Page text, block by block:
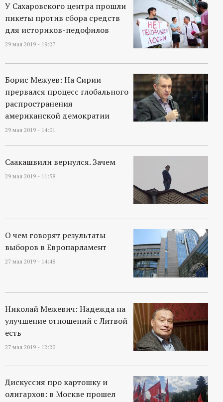
У Сахаровского центра прошли
пикеты против сбора средств
для историков-педофилов
29 мая 2019 - 19:27
Борис Межуев: На Сирии
прервался процесс глобального
распространения
американской демократии
29 мая 2019 - 14:01
Саакашвили вернулся. Зачем
29 мая 2019 - 11:58
О чем говорят результаты
выборов в Европарламент
27 мая 2019 - 14:48
Николай Межевич: Надежда на
улучшение отношений с Литвой
есть
27 мая 2019 - 12:20
Дискуссия про картошку и
олигархов: в Москве прошел